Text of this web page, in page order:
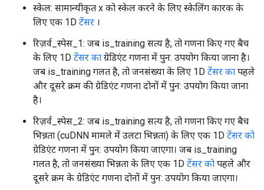
स्केल: सामान्यीकृत x को स्केल करने के लिए स्केलिंग कारक के
लिए एक 1D टेंसर ।
रिज़र्व_स्पेस_1: जब is_training सत्य है, तो गणना किए गए बैच
के लिए 1D टेंसर का ग्रेडिएंट गणना में पुन: उपयोग किया जाना है।
जब is_training गलत है, तो जनसंख्या के लिए 1D टेंसर का पहले
और दूसरे क्रम की ग्रेडिएंट गणना दोनों में पुन: उपयोग किया जाना
है।
रिज़र्व_स्पेस_2: जब is_training सत्य है, तो गणना किए गए बैच
भिन्नता (cuDNN मामले में उलटा भिन्नता) के लिए एक 1D टेंसर को
ग्रेडिएंट गणना में पुन: उपयोग किया जाएगा। जब is_training
गलत है, तो जनसंख्या भिन्नता के लिए एक 1D टेंसर को पहले और
दूसरे क्रम के ग्रेडिएंट गणना दोनों में पुन: उपयोग किया जाएगा।